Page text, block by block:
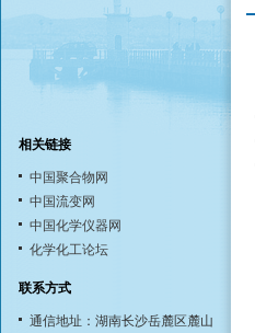
相关链接
中国聚合物网
中国流变网
中国化学仪器网
化学化工论坛
联系方式
通信地址：湖南长沙岳麓区麓山